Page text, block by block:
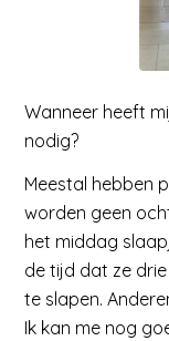
Wanneer heeft
nodig?
Meestal hebben
worden geen
het middag
de tijd dat ze
te slapen.
Ik kan me nog